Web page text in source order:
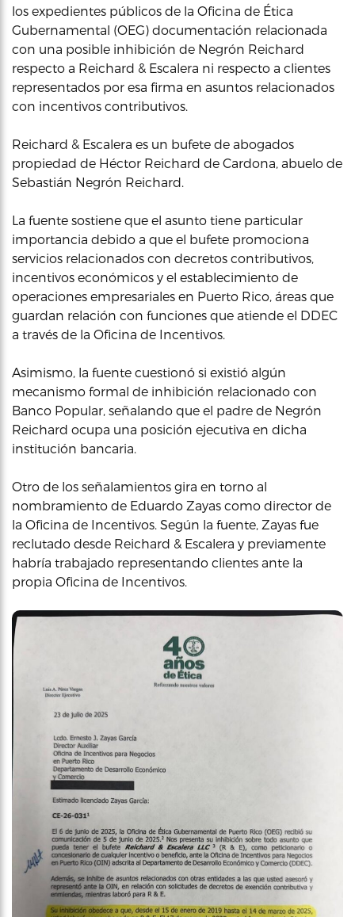
los expedientes públicos de la Oficina de Ética
Gubernamental (OEG) documentación relacionada
con una posible inhibición de Negrón Reichard
respecto a Reichard & Escalera ni respecto a clientes
representados por esa firma en asuntos relacionados
con incentivos contributivos.
Reichard & Escalera es un bufete de abogados
propiedad de Héctor Reichard de Cardona, abuelo de
Sebastián Negrón Reichard.
La fuente sostiene que el asunto tiene particular
importancia debido a que el bufete promociona
servicios relacionados con decretos contributivos,
incentivos económicos y el establecimiento de
operaciones empresariales en Puerto Rico, áreas que
guardan relación con funciones que atiende el DDEC
a través de la Oficina de Incentivos.
Asimismo, la fuente cuestionó si existió algún
mecanismo formal de inhibición relacionado con
Banco Popular, señalando que el padre de Negrón
Reichard ocupa una posición ejecutiva en dicha
institución bancaria.
Otro de los señalamientos gira en torno al
nombramiento de Eduardo Zayas como director de
la Oficina de Incentivos. Según la fuente, Zayas fue
reclutado desde Reichard & Escalera y previamente
habría trabajado representando clientes ante la
propia Oficina de Incentivos.